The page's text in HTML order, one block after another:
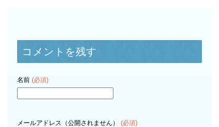
コメントを残す
名前 (必須)
メールアドレス（公開されません） (必須)